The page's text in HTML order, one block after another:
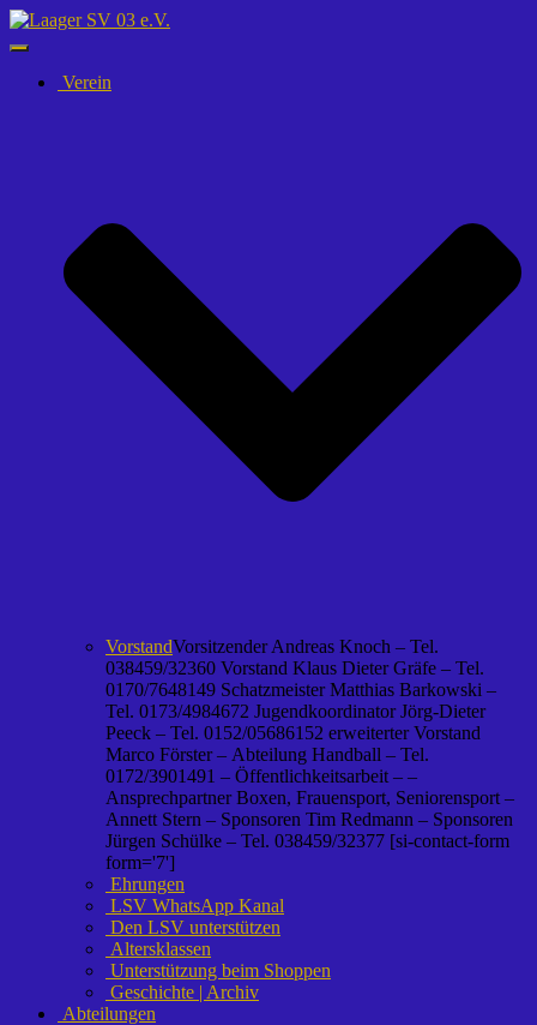
Navigation
umschalten
Verein
VorstandVorsitzender Andreas Knoch – Tel.
038459/32360 Vorstand Klaus Dieter Gräfe – Tel.
0170/7648149 Schatzmeister Matthias Barkowski –
Tel. 0173/4984672 Jugendkoordinator Jörg-Dieter
Peeck – Tel. 0152/05686152 erweiterter Vorstand
Marco Förster – Abteilung Handball – Tel.
0172/3901491 – Öffentlichkeitsarbeit – –
Ansprechpartner Boxen, Frauensport, Seniorensport –
Annett Stern – Sponsoren Tim Redmann – Sponsoren
Jürgen Schülke – Tel. 038459/32377 [si-contact-form
form='7']
Ehrungen
LSV WhatsApp Kanal
Den LSV unterstützen
Altersklassen
Unterstützung beim Shoppen
Geschichte | Archiv
Abteilungen